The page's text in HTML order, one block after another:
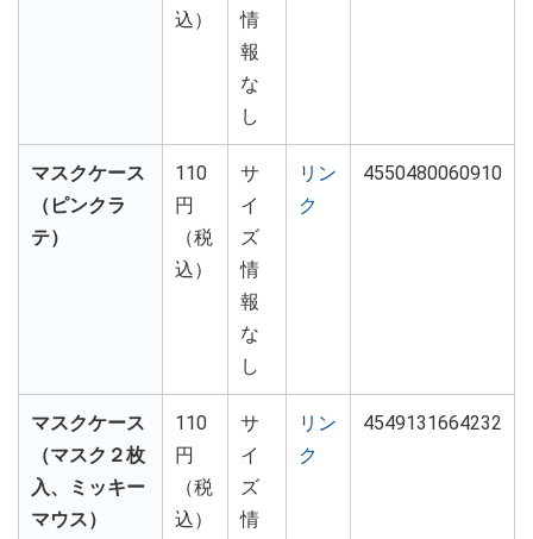
込）
情
報
な
し
マスクケース
（ピンクラ
テ）
110
円
（税
込）
サ
イ
ズ
情
報
な
し
リン
ク
4550480060910
マスクケース
（マスク２枚
入、ミッキー
マウス）
110
円
（税
込）
サ
イ
ズ
情
リン
ク
4549131664232